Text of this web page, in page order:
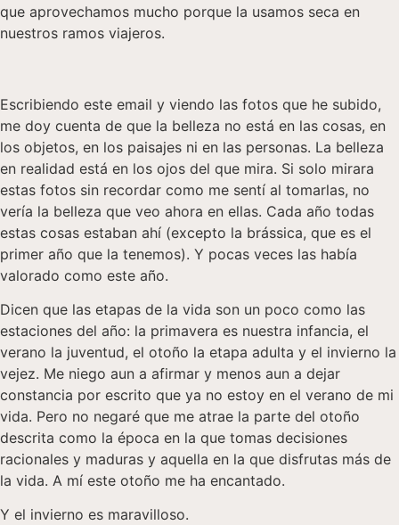
que aprovechamos mucho porque la usamos seca en
nuestros ramos viajeros.
Escribiendo este email y viendo las fotos que he subido,
me doy cuenta de que la belleza no está en las cosas, en
los objetos, en los paisajes ni en las personas. La belleza
en realidad está en los ojos del que mira. Si solo mirara
estas fotos sin recordar como me sentí al tomarlas, no
vería la belleza que veo ahora en ellas. Cada año todas
estas cosas estaban ahí (excepto la brássica, que es el
primer año que la tenemos). Y pocas veces las había
valorado como este año.
Dicen que las etapas de la vida son un poco como las
estaciones del año: la primavera es nuestra infancia, el
verano la juventud, el otoño la etapa adulta y el invierno la
vejez. Me niego aun a afirmar y menos aun a dejar
constancia por escrito que ya no estoy en el verano de mi
vida. Pero no negaré que me atrae la parte del otoño
descrita como la época en la que tomas decisiones
racionales y maduras y aquella en la que disfrutas más de
la vida. A mí este otoño me ha encantado.
Y el invierno es maravilloso.